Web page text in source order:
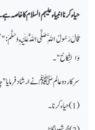
حیاء کرنا انبیاء علیہم السلام کا خاصہ
قَالَ رَسُولُ اللَّهِ صَلَّى اللَّهُ عَلَيْهِ وَسَلَّمَ :
وَالنِّكَاحُ "۔
سرکار دو عالم ﷺ نے ارشاد
(1) حیاء کرنا۔